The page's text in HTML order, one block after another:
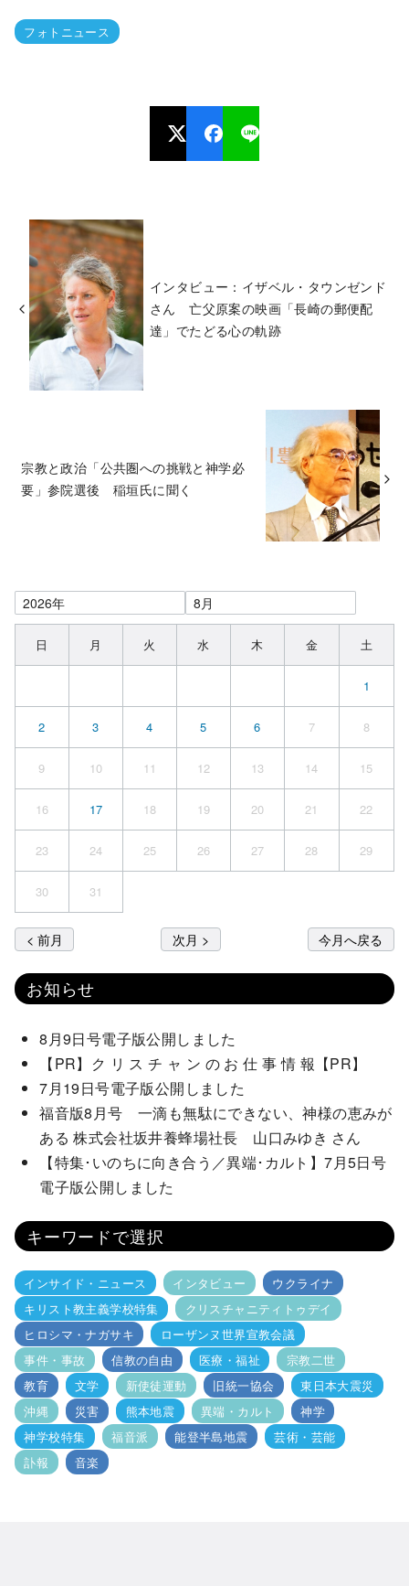
フォトニュース
インタビュー：イザベル・タウンゼンド
さん 亡父原案の映画「長崎の郵便配
達」でたどる心の軌跡
宗教と政治「公共圏への挑戦と神学必
要」参院選後 稲垣氏に聞く
日 月 火 水 木 金 土
1
2 3 4 5 6 7 8
9 10 11 12 13 14 15
16 17 18 19 20 21 22
23 24 25 26 27 28 29
30 31
< 前月 次月 > 今月へ戻る
お知らせ
8月9日号電子版公開しました
【PR】ク リ ス チ ャ ン の お 仕 事 情 報【PR】
7月19日号電子版公開しました
福音版8月号 一滴も無駄にできない、神様の恵みが
ある 株式会社坂井養蜂場社長 山口みゆき さん
【特集･いのちに向き合う／異端･カルト】7月5日号
電子版公開しました
キーワードで選択
インサイド・ニュース インタビュー
ウクライナ
キリスト教主義学校特集
クリスチャニティトゥデイ
ヒロシマ・ナガサキ
ローザンヌ世界宣教会議
事件・事故
信教の自由 医療・福祉
宗教二世
教育
文学 新使徒運動 旧統一協会
東日本大震災
沖縄
災害 熊本地震 異端・カルト
神学
神学校特集
福音派 能登半島地震
芸術・芸能
訃報
音楽